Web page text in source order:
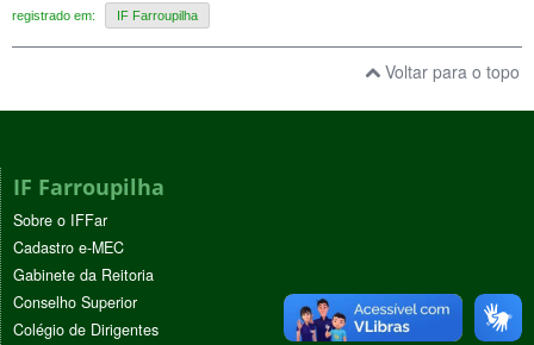
registrado em: IF Farroupilha
Voltar para o topo
IF Farroupilha
Sobre o IFFar
Cadastro e-MEC
Gabinete da Reitoria
Conselho Superior
Colégio de Dirigentes